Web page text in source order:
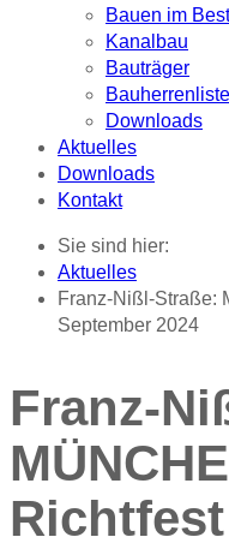
Bauen im
Kanalbau
Bauträger
Bauherrenliste
Downloads
Aktuelles
Downloads
Kontakt
Sie sind hier:
Aktuelles
Franz-Nißl-Straße:
September 2024
Franz-